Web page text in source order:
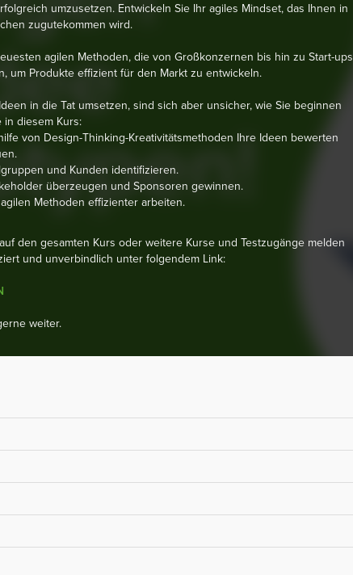
umzusetzen. Entwickeln Sie Ihr agiles Mindset, das Ihnen in
zugutekommen wird.
agilen Methoden, die von Großkonzernen bis hin zu Start-ups
um Produkte effizient für den Markt zu entwickeln.
in die Tat umsetzen, sind sich aber unsicher, wie Sie beginnen
in diesem Kurs:
von Design-Thinking-Kreativitätsmethoden Ihre Ideen bewerten
und Kunden identifizieren.
überzeugen und Sponsoren gewinnen.
Methoden effizienter arbeiten.
den gesamten Kurs oder weitere Kurse und Testzugänge melden
und unverbindlich unter folgendem Link:
weiter.